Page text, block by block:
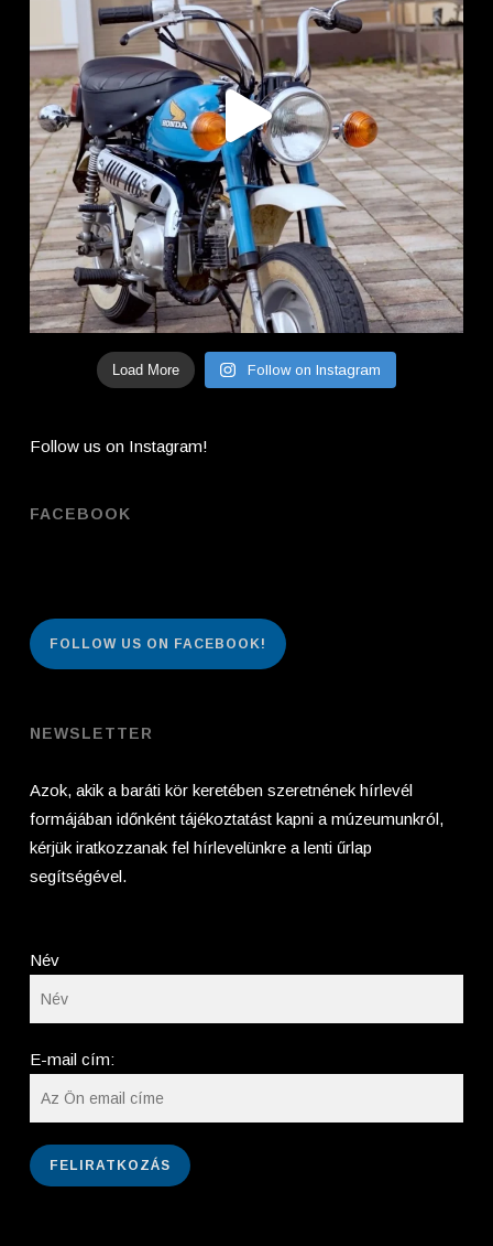
Load More Follow on Instagram
Follow us on Instagram!
FACEBOOK
FOLLOW US ON FACEBOOK!
NEWSLETTER
Azok, akik a baráti kör keretében szeretnének hírlevél
formájában időnként tájékoztatást kapni a múzeumunkról,
kérjük iratkozzanak fel hírlevelünkre a lenti űrlap
segítségével.
Név
E-mail cím: